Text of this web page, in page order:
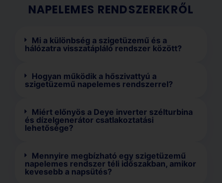
NAPELEMES RENDSZEREKRŐL
Mi a különbség a szigetüzemű és a
hálózatra visszatápláló rendszer között?
Hogyan működik a hőszivattyú a
szigetüzemű napelemes rendszerrel?
Miért előnyös a Deye inverter szélturbina
és dízelgenerátor csatlakoztatási
lehetősége?
Mennyire megbízható egy szigetüzemű
napelemes rendszer téli időszakban, amikor
kevesebb a napsütés?